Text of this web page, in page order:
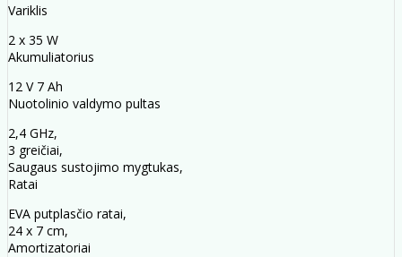
Variklis
2 x 35 W
Akumuliatorius
12 V 7 Ah
Nuotolinio valdymo pultas
2,4 GHz,
3 greičiai,
Saugaus sustojimo mygtukas,
Ratai
EVA putplasčio ratai,
24 x 7 cm,
Amortizatoriai